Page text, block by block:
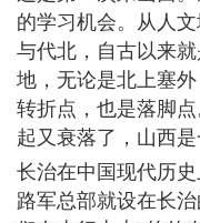
的学习机会。从人
与代北，自古以来
地，无论是北上塞
转折点，也是落脚
起又衰落了，山西
长治在中国现代历
路军总部就设在长